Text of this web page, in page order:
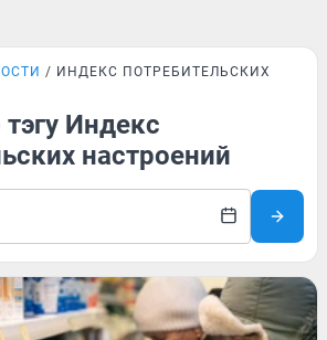
ИНДЕКС ПОТРЕБИТЕЛЬСКИХ
Индекс
настроений